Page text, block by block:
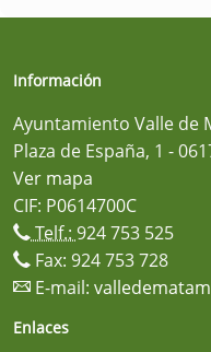
Información
Ayuntamiento Valle de
Plaza de España, 1 -
Ver mapa
CIF: P0614700C
Telf.: 924 753 525
Fax: 924 753 728
E-mail:
Enlaces